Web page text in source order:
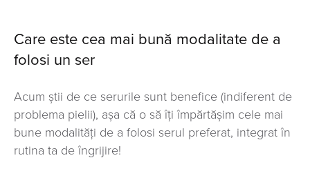
Care este cea mai bună modalitate de a
folosi un ser
Acum știi de ce serurile sunt benefice (indiferent de
problema pielii), așa că o să îți împărtășim cele mai
bune modalități de a folosi serul preferat, integrat în
rutina ta de îngrijire!